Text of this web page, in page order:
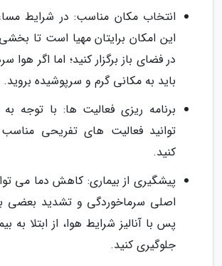
انتخاب مکان مناسب: در شرایط
این امکان برایتان مهیا است تا
در فضای باز برگزار کنید؛ اما اگر هوا
باید به مکانی گرم و سرپوشیده بروید.
برنامه ریزی فعالیت ها: با توجه
توانید فعالیت های تفریحی مناسب
کنید.
پیشگیری از بیماری: کاهش دما می
اصلی سرماخوردگی و تشدید بعضی
پس با آنالیز شرایط هوا، از ابتلا به
جلوگیری کنید.